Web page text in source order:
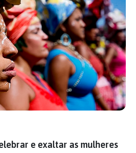
e exaltar as mulheres